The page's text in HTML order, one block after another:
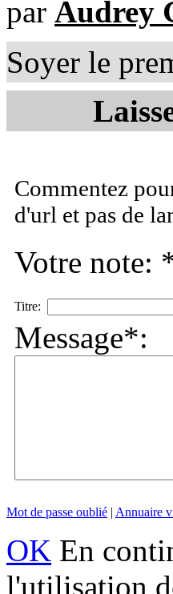
par Audrey
Soyer le
Commentez
d'url et pas de
Votre note:
Titre:
Message*:
Mot de passe oublié | Annuaire
OK En
l'utilisation